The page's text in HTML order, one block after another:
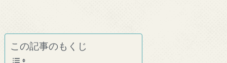
この記事のもくじ